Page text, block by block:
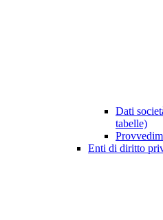
Dati
tabelle)
Enti di diritto